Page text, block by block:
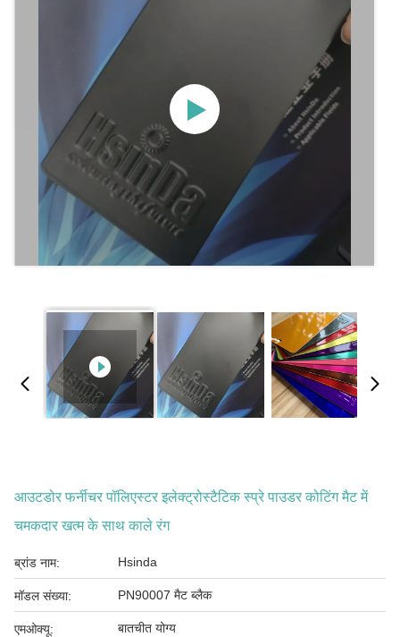
आउटडोर फर्नीचर पॉलिएस्टर इलेक्ट्रोस्टैटिक स्प्रे पाउडर कोटिंग मैट में
चमकदार खत्म के साथ काले रंग
ब्रांड नाम: Hsinda
मॉडल संख्या: PN90007 मैट ब्लैक
एमओक्यू: बातचीत योग्य